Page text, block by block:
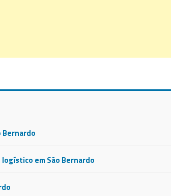
Bernardo
em São Bernardo